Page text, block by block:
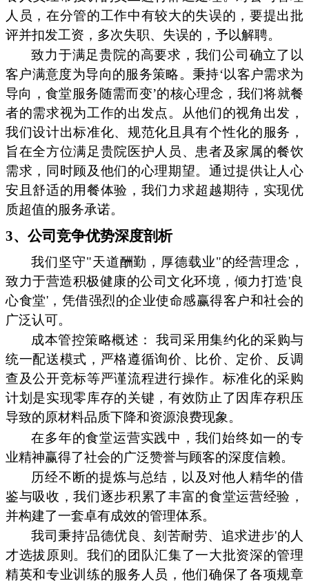
人员，在分管的工作中有较大的失误的，要提出批
评并扣发工资，多次失职、失误的，予以解聘。
致力于满足贵院的高要求，我们公司确立了以
客户满意度为导向的服务策略。秉持‘以客户需求为
导向，食堂服务随需而变’的核心理念，我们将就餐
者的需求视为工作的出发点。从他们的视角出发，
我们设计出标准化、规范化且具有个性化的服务，
旨在全方位满足贵院医护人员、患者及家属的餐饮
需求，同时顾及他们的心理期望。通过提供让人心
安且舒适的用餐体验，我们力求超越期待，实现优
质超值的服务承诺。
3、公司竞争优势深度剖析
我们坚守"天道酬勤，厚德载业"的经营理念，
致力于营造积极健康的公司文化环境，倾力打造'良
心食堂'，凭借强烈的企业使命感赢得客户和社会的
广泛认可。
成本管控策略概述： 我司采用集约化的采购与
统一配送模式，严格遵循询价、比价、定价、反调
查及公开竞标等严谨流程进行操作。标准化的采购
计划是实现零库存的关键，有效防止了因库存积压
导致的原材料品质下降和资源浪费现象。
在多年的食堂运营实践中，我们始终如一的专
业精神赢得了社会的广泛赞誉与顾客的深度信赖。
历经不断的提炼与总结，以及对他人精华的借
鉴与吸收，我们逐步积累了丰富的食堂运营经验，
并构建了一套卓有成效的管理体系。
我司秉持'品德优良、刻苦耐劳、追求进步'的人
才选拔原则。我们的团队汇集了一大批资深的管理
精英和专业训练的服务人员，他们确保了各项规章